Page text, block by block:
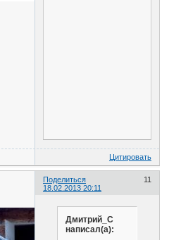
Цитировать
Поделиться
11
18.02.2013 20:11
Дмитрий_С
написал(а):